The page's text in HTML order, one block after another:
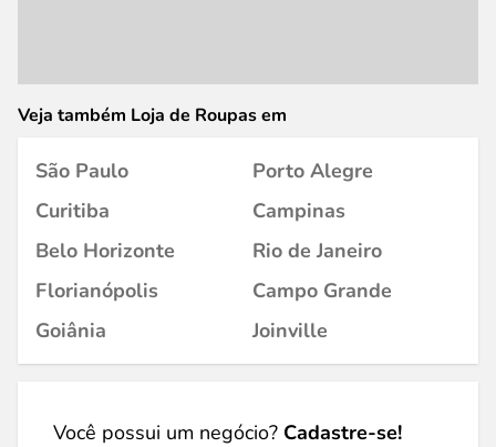
Veja também Loja de Roupas em
São Paulo
Porto Alegre
Curitiba
Campinas
Belo Horizonte
Rio de Janeiro
Florianópolis
Campo Grande
Goiânia
Joinville
Você possui um negócio? Cadastre-se!